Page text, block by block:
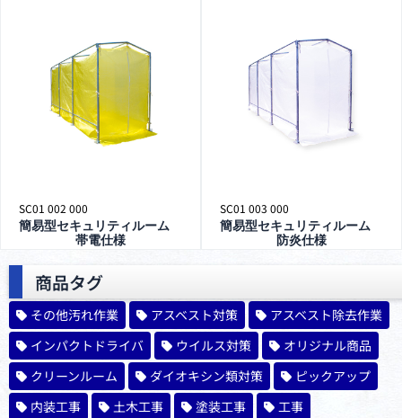
SC01 002 000
簡易型セキュリティルーム
帯電仕様
SC01 003 000
簡易型セキュリティルーム
防炎仕様
商品タグ
その他汚れ作業 アスベスト対策
アスベスト除去作業
インパクトドライバ
ウイルス対策
オリジナル商品
クリーンルーム
ダイオキシン類対策
ピックアップ
内装工事
土木工事 塗装工事
工事